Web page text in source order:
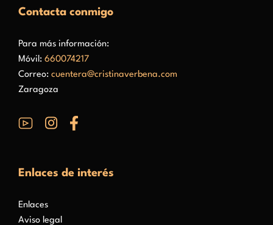
Contacta conmigo
Para más información:
Móvil: 660074217
Correo: cuentera@cristinaverbena.com
Zaragoza
Enlaces de interés
Enlaces
Aviso legal